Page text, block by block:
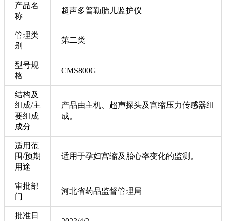
产品名
称
超声多普勒胎儿监护仪
管理类
别
第二类
型号规
格
CMS800G
结构及
组成/主
要组成
成分
产品由主机、超声探头及宫缩压力传感器组
成。
适用范
围/预期
用途
适用于孕妇宫缩及胎心率变化的监测。
审批部
门
河北省药品监督管理局
批准日